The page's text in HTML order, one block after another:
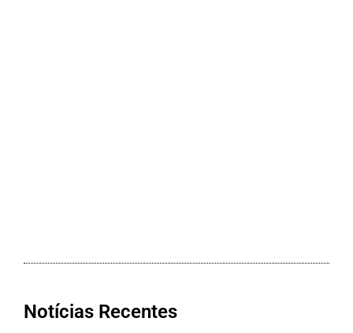
Notícias Recentes